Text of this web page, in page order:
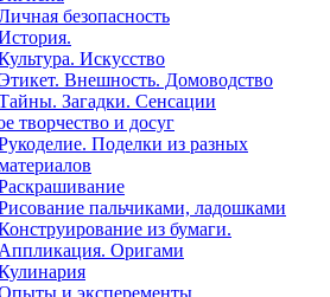
безопасность
Искусство
Внешность. Домоводство
Загадки. Сенсации
творчество и досуг
Поделки из разных
пальчиками, ладошками
из бумаги.
Аппликация. Оригами
и эксперементы